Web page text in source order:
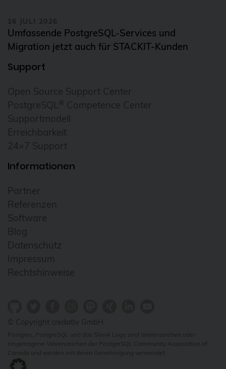
16 JULI 2026
Umfassende PostgreSQL-Services und
Migration jetzt auch für STACKIT-Kunden
Support
Open Source Support Center
PostgreSQL ® Competence Center
Supportmodell
Erreichbarkeit
24×7 Support
Informationen
Partner
Referenzen
Software
Blog
Datenschutz
Impressum
Rechtshinweise
© Copyright credativ GmbH
Postgres, PostgreSQL und das Slonik Logo sind Warenzeichen oder
eingetragene Warenzeichen der PostgreSQL Community Association of
Canada und werden mit deren Genehmigung verwendet.